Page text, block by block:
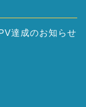
達成のお知らせ